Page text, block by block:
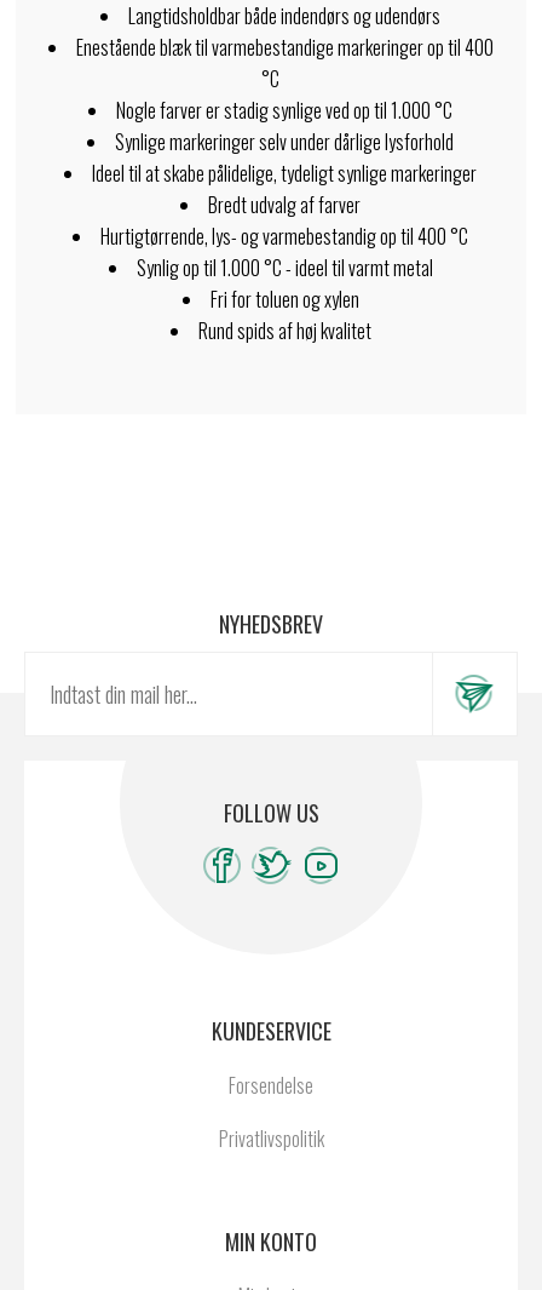
Langtidsholdbar både indendørs og udendørs
Enestående blæk til varmebestandige markeringer op til 400
°C
Nogle farver er stadig synlige ved op til 1.000 °C
Synlige markeringer selv under dårlige lysforhold
Ideel til at skabe pålidelige, tydeligt synlige markeringer
Bredt udvalg af farver
Hurtigtørrende, lys- og varmebestandig op til 400 °C
Synlig op til 1.000 °C - ideel til varmt metal
Fri for toluen og xylen
Rund spids af høj kvalitet
NYHEDSBREV
FOLLOW US
KUNDESERVICE
Forsendelse
Privatlivspolitik
MIN KONTO